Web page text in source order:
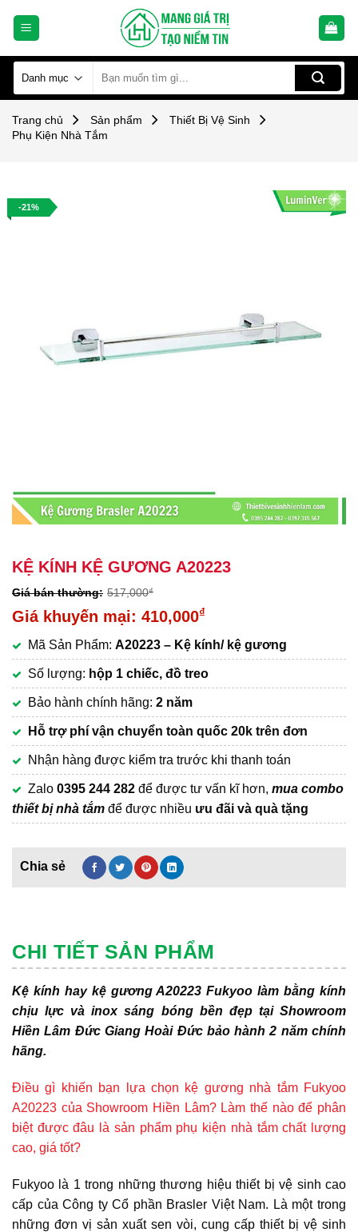
kiếm:
Trang chủ Sản phẩm
Thiết Bị Vệ Sinh
Phụ Kiện Nhà Tắm
-21%
KỆ KÍNH KỆ GƯƠNG A20223
517,000₫
Giá
là:
517,000₫.
410,000₫
hiện
tại
là:
410,000₫.
Mã Sản Phẩm: A20223 – Kệ kính/ kệ gương
Số lượng: hộp 1 chiếc, đồ treo
Bảo hành chính hãng: 2 năm
Hỗ trợ phí vận chuyển toàn quốc 20k trên đơn
Nhận hàng được kiểm tra trước khi thanh toán
Zalo 0395 244 282 để được tư vấn kĩ hơn, mua combo
thiết bị nhà tắm để được nhiều ưu đãi và quà tặng
CHI TIẾT SẢN PHẨM
Kệ kính hay kệ gương A20223 Fukyoo làm bằng kính
chịu lực và inox sáng bóng bền đẹp tại Showroom
Hiền Lâm Đức Giang Hoài Đức bảo hành 2 năm chính
hãng.
Điều gì khiến bạn lựa chọn kệ gương nhà tắm Fukyoo
A20223 của Showroom Hiền Lâm? Làm thế nào để phân
biệt được đâu là sản phẩm phụ kiện nhà tắm chất lượng
cao, giá tốt?
Fukyoo là 1 trong những thương hiệu thiết bị vệ sinh cao
cấp của Công ty Cổ phần Brasler Việt Nam. Là một trong
những đơn vị sản xuất sen vòi, cung cấp thiết bị vệ sinh